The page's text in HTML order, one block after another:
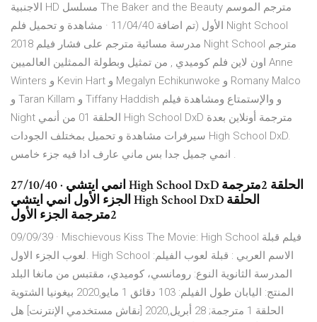
الاجنبية HD مسلسل The Baker and the Beauty مترجم الموسم
الأول (تم اضافة 11/04/40 · مشاهدة و تحميل فلم Night School
2018 مدرسة مسائية مترجم على فشار فيلم Night School مترجم
اون لاين فلم كوميدي , من تمثيل وبطولة الممثلين العالميين Anne
Winters و Kevin Hart و Megalyn Echikunwoke و Romany Malco
و Taran Killam و Tiffany Haddish و والإستمتاع ومشاهدة فيلم
Night الحلقة 01 من أنمي High School DxD مترجمة أونلاين بعدة
سيرفرات مشاهدة و تحميل بمختلف الجودات High School DxD.
انمي جميل جدا بس ماني عارف ادا فيه جزء خامس .
27/10/40 · انمي ايتشي High School DxD الحلقة 2مترجمة
الجزء الأول انمي ايتشي High School DxD الحلقة
2مترجمة الجزء الأول
09/09/39 · Mischievous Kiss The Movie: High School فيلم قبلة
لعوب الجزء الاول. High School الاسم العربي : قبلة لعوب الفيلم:
المدرسة الثانوية النوع: رومانسي، كوميدي، مقتبس من مانغا البلد
المنتج: اليابان طول الفيلم: 103 دقائق 1 مايو,2020 بيغونيا الشتوية
الحلقة 1 مترجمة; 28 أبريل,2020 [نقاش مستخدمي الإنترنت] هل